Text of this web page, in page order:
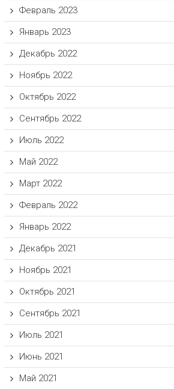
Февраль 2023
Январь 2023
Декабрь 2022
Ноябрь 2022
Октябрь 2022
Сентябрь 2022
Июль 2022
Май 2022
Март 2022
Февраль 2022
Январь 2022
Декабрь 2021
Ноябрь 2021
Октябрь 2021
Сентябрь 2021
Июль 2021
Июнь 2021
Май 2021